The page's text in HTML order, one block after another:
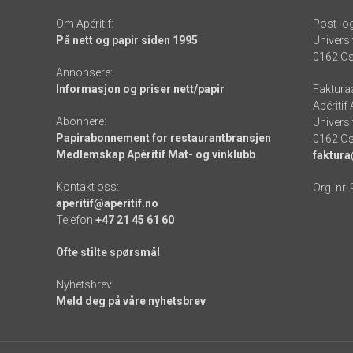
Om Apéritif:
På nett og papir siden 1995
Annonsere:
Informasjon og priser nett/papir
Abonnere:
Papirabonnement for restaurantbransjen
Medlemskap Apéritif Mat- og vinklubb
Kontakt oss:
aperitif@aperitif.no
Telefon +47 21 45 61 60
Ofte stilte spørsmål
Nyhetsbrev:
Meld deg på våre nyhetsbrev
Post-
0162
Apéritif
0162
Org. nr.